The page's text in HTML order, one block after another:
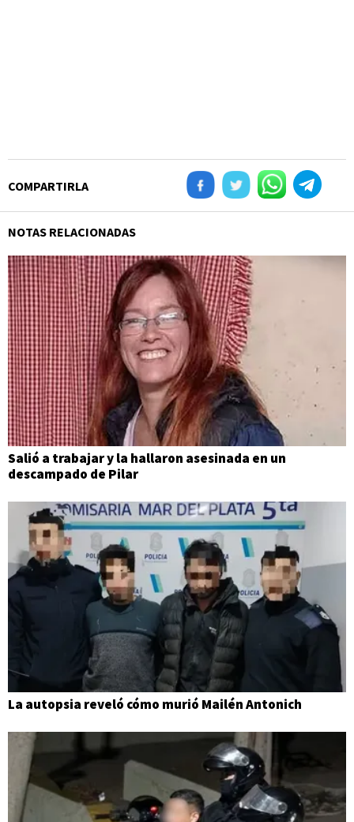
COMPARTIRLA
NOTAS RELACIONADAS
Salió a trabajar y la hallaron asesinada en un
descampado de Pilar
La autopsia reveló cómo murió Mailén Antonich